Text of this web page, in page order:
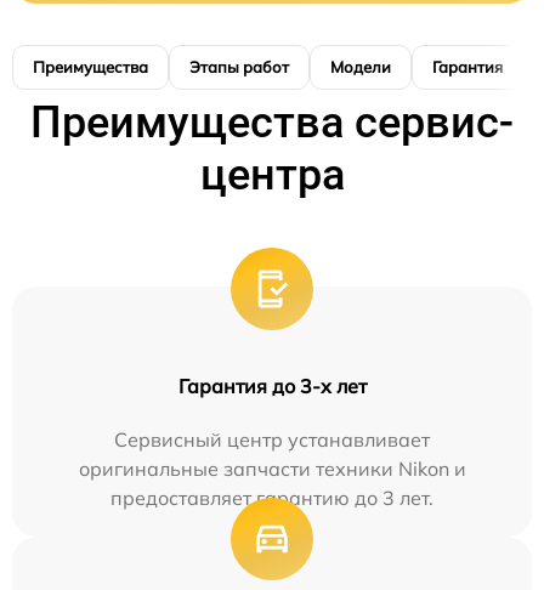
Преимущества Этапы работ Модели Гарантия
Преимущества сервис-
центра
Гарантия до 3-х лет
Сервисный центр устанавливает
оригинальные запчасти техники Nikon и
предоставляет гарантию до 3 лет.